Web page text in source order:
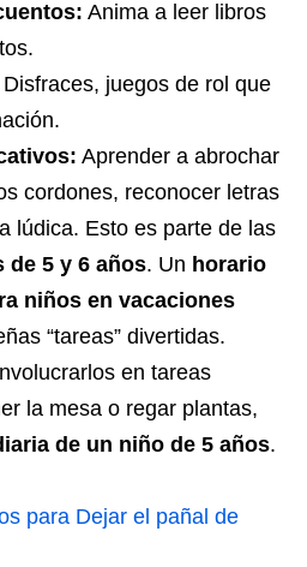
Anima a leer libros
Disfraces, juegos de rol que
Aprender a abrochar
cordones, reconocer letras
lúdica. Esto es parte de las
de 5 y 6 años. Un horario
niños en vacaciones
“tareas” divertidas.
en tareas
la mesa o regar plantas,
de un niño de 5 años.
para Dejar el pañal de